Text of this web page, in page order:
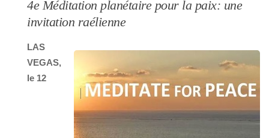
4e Méditation planétaire pour la paix: une
invitation raélienne
LAS
VEGAS,
le 12